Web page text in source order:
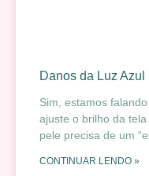
Danos da Luz Azul
Sim, estamos
ajuste o brilho da
pele precisa de um
CONTINUAR LENDO »